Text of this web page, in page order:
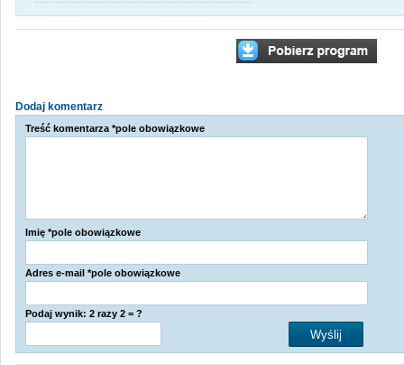
Dodaj komentarz
Treść komentarza *pole obowiązkowe
Imię *pole obowiązkowe
Adres e-mail *pole obowiązkowe
Podaj wynik: 2 razy 2 = ?